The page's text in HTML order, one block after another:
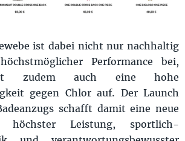
ist dabei nicht nur nachhaltig
Performance bei,
zudem auch eine hohe
gegen Chlor auf. Der Launch
schafft damit eine neue
höchster Leistung, sportlich-